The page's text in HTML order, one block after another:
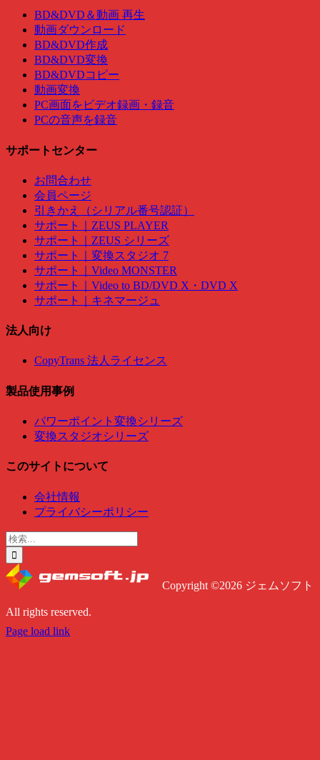
BD&DVD＆動画 再生
動画ダウンロード
BD&DVD作成
BD&DVD変換
BD&DVDコピー
動画変換
PC画面をビデオ録画・録音
PCの音声を録音
サポートセンター
お問合わせ
会員ページ
引きかえ（シリアル番号認証）
サポート｜ZEUS PLAYER
サポート｜ZEUS シリーズ
サポート｜変換スタジオ 7
サポート｜Video MONSTER
サポート｜Video to BD/DVD X・DVD X
サポート｜キネマージュ
法人向け
CopyTrans 法人ライセンス
製品使用事例
パワーポイント変換シリーズ
変換スタジオシリーズ
このサイトについて
会社情報
プライバシーポリシー
検
索
…
Copyright ©2026 ジェムソフト
All rights reserved.
Twitter
Instagram
Facebook
Page load link